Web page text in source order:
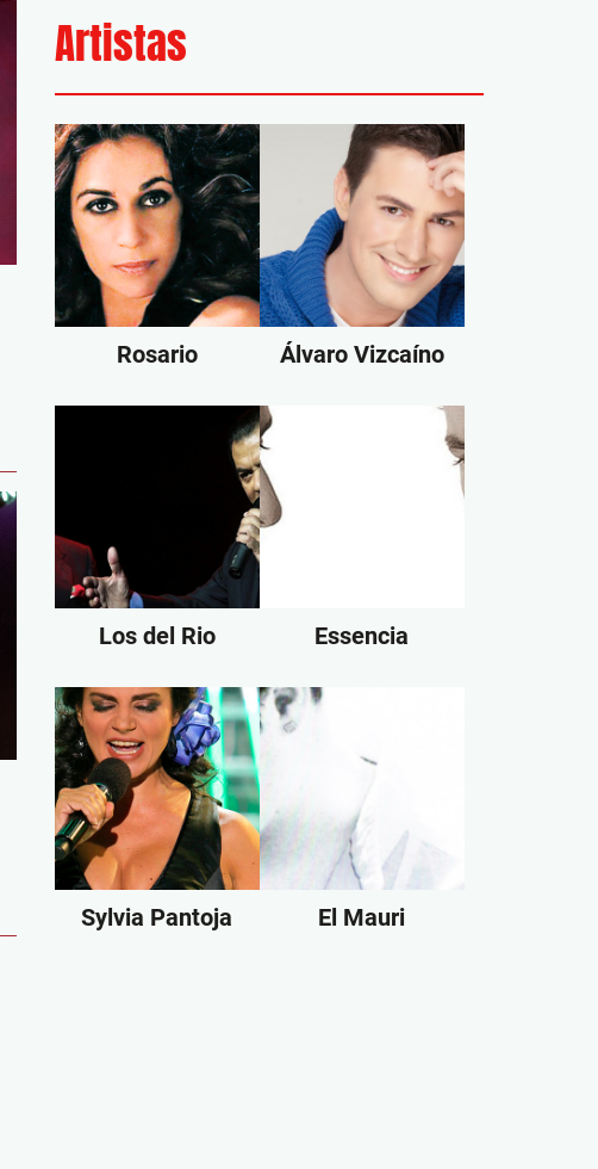
Artistas
Rosario Álvaro Vizcaíno
Los del Rio Essencia
Sylvia Pantoja El Mauri